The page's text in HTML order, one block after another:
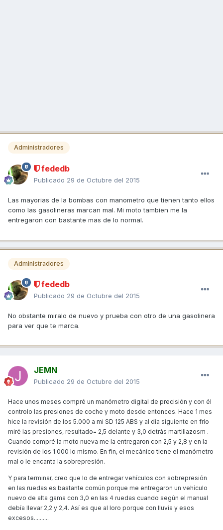
Administradores
fededb
Publicado 29 de Octubre del 2015
Las mayorias de la bombas con manometro que tienen tanto ellos
como las gasolineras marcan mal. Mi moto tambien me la
entregaron con bastante mas de lo normal.
Administradores
fededb
Publicado 29 de Octubre del 2015
No obstante miralo de nuevo y prueba con otro de una gasolinera
para ver que te marca.
JEMN
Publicado 29 de Octubre del 2015
Hace unos meses compré un manómetro digital de precisión y con él
controlo las presiones de coche y moto desde entonces. Hace 1 mes
hice la revisión de los 5.000 a mi SD 125 ABS y al día siguiente en frío
miré las presiones, resultado= 2,5 delante y 3,0 detrás martillazosm .
Cuando compré la moto nueva me la entregaron con 2,5 y 2,8 y en la
revisión de los 1.000 lo mismo. En fin, el mecánico tiene el manómetro
mal o le encanta la sobrepresión.
Y para terminar, creo que lo de entregar vehículos con sobrepresión
en las ruedas es bastante común porque me entregaron un vehículo
nuevo de alta gama con 3,0 en las 4 ruedas cuando según el manual
debía llevar 2,2 y 2,4. Así es que al loro porque con lluvia y esos
excesos..........